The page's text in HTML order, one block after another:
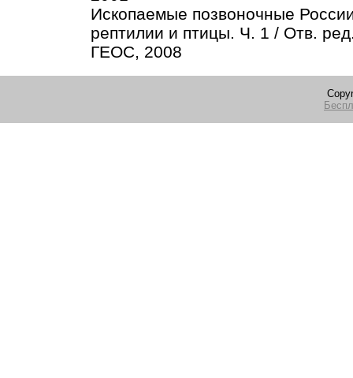
Ископаемые позвоночные
рептилии и птицы. Ч. 1 / Отв.
ГЕОС, 2008